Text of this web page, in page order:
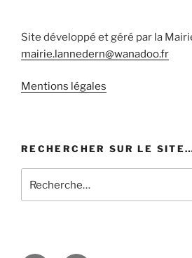
Site développé et géré par la
mairie.lannedern@wanadoo.fr
Mentions légales
RECHERCHER SUR LE
pour